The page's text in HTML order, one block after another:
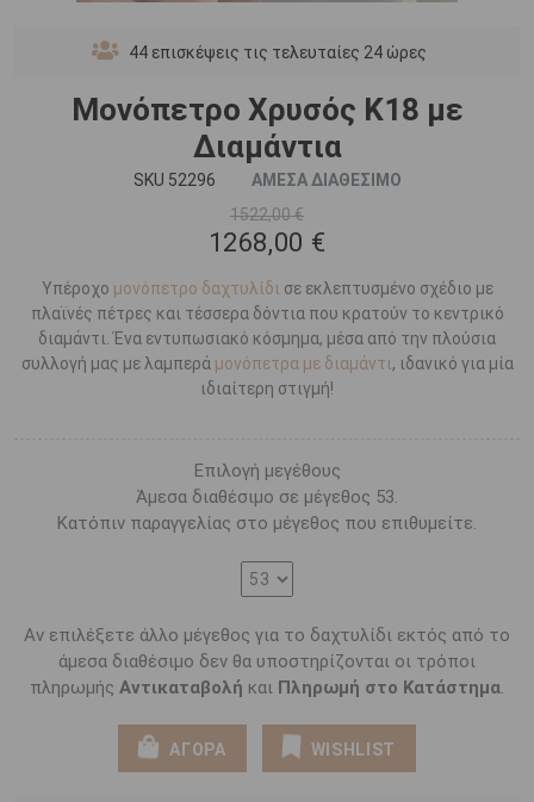
44 επισκέψεις τις τελευταίες 24 ώρες
Μονόπετρο Χρυσός Κ18 με
Διαμάντια
SKU 52296
ΑΜΕΣΑ ΔΙΑΘΕΣΙΜΟ
1522,00 €
1268,00 €
Υπέροχο μονόπετρο δαχτυλίδι σε εκλεπτυσμένο σχέδιο με
πλαϊνές πέτρες και τέσσερα δόντια που κρατούν το κεντρικό
διαμάντι. Ένα εντυπωσιακό κόσμημα, μέσα από την πλούσια
συλλογή μας με λαμπερά μονόπετρα με διαμάντι, ιδανικό για μία
ιδιαίτερη στιγμή!
Επιλογή μεγέθους
Άμεσα διαθέσιμο σε μέγεθος 53.
Κατόπιν παραγγελίας στο μέγεθος που επιθυμείτε.
Αν επιλέξετε άλλο μέγεθος για το δαχτυλίδι εκτός από το
άμεσα διαθέσιμο δεν θα υποστηρίζονται οι τρόποι
πληρωμής Αντικαταβολή και Πληρωμή στο Κατάστημα.
ΑΓΟΡΑ WISHLIST